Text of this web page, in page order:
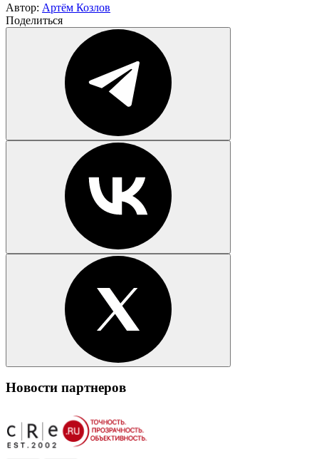
Автор: Артём Козлов
Поделиться
Новости партнеров